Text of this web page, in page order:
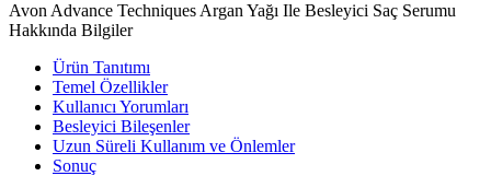
Avon Advance Techniques Argan Yağı Ile Besleyici Saç Serumu
Hakkında Bilgiler
Ürün Tanıtımı
Temel Özellikler
Kullanıcı Yorumları
Besleyici Bileşenler
Uzun Süreli Kullanım ve Önlemler
Sonuç